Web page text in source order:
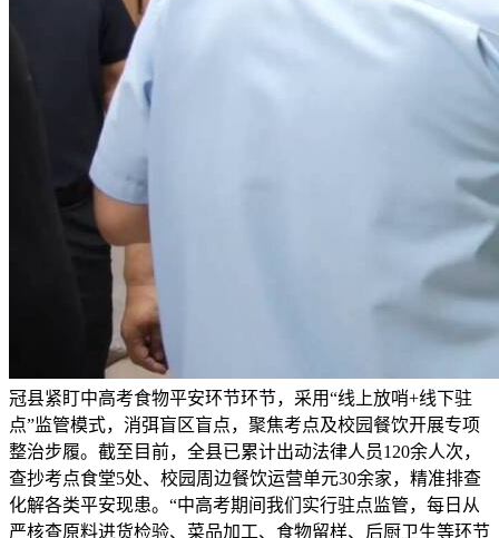
冠县紧盯中高考食物平安环节环节，采用“线上放哨+线下驻
点”监管模式，消弭盲区盲点，聚焦考点及校园餐饮开展专项
整治步履。截至目前，全县已累计出动法律人员120余人次，
查抄考点食堂5处、校园周边餐饮运营单元30余家，精准排查
化解各类平安现患。“中高考期间我们实行驻点监管，每日从
严核查原料进货检验、菜品加工、食物留样、后厨卫生等环节